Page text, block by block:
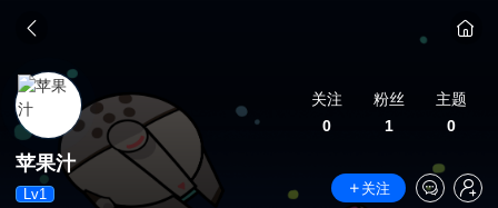
关注
0
粉丝
1
主题
0
苹果汁
Lv1
关注